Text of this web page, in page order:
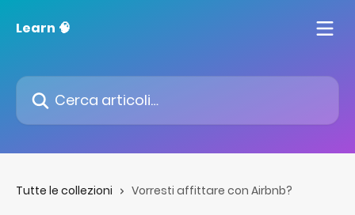
Learn 🧠
Cerca articoli…
Tutte le collezioni Vorresti affittare con Airbnb?